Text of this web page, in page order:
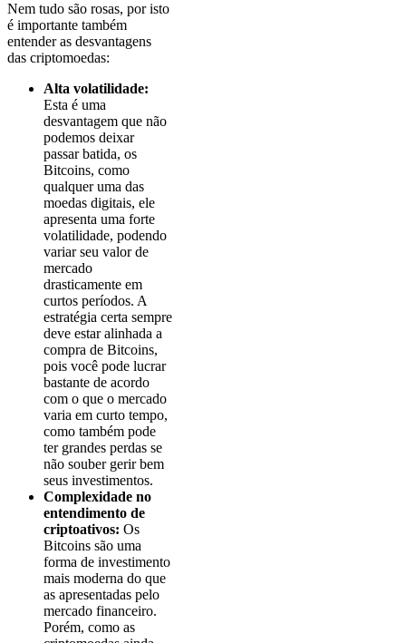
Nem tudo são rosas, por isto
é importante também
entender as desvantagens
das criptomoedas:
Alta volatilidade:
Esta é uma
desvantagem que não
podemos deixar
passar batida, os
Bitcoins, como
qualquer uma das
moedas digitais, ele
apresenta uma forte
volatilidade, podendo
variar seu valor de
mercado
drasticamente em
curtos períodos. A
estratégia certa sempre
deve estar alinhada a
compra de Bitcoins,
pois você pode lucrar
bastante de acordo
com o que o mercado
varia em curto tempo,
como também pode
ter grandes perdas se
não souber gerir bem
seus investimentos.
Complexidade no
entendimento de
criptoativos: Os
Bitcoins são uma
forma de investimento
mais moderna do que
as apresentadas pelo
mercado financeiro.
Porém, como as